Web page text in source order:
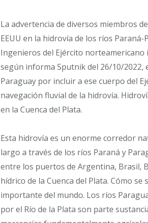
La advertencia de diversos miembros
EEUU en la hidrovía de los ríos
Ingenieros del Ejército norteamericano
según informa Sputnik del 26/10/
Paraguay por incluir a ese cuerpo del
navegación fluvial de la hidrovía.
en la Cuenca del Plata.
Esta hidrovía es un enorme corredor
largo a través de los ríos Paraná y
entre los puertos de Argentina, Brasil,
hídrico de la Cuenca del Plata. Cómo
importante del mundo. Los ríos
por el Río de la Plata son parte